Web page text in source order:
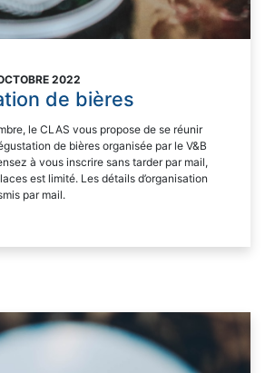
2022
de bières
le CLAS vous propose de se réunir
de bières organisée par le V&B
à vous inscrire sans tarder par mail,
est limité. Les détails d’organisation
par mail.